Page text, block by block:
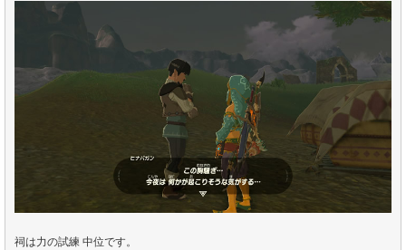
祠は力の試練 中位です。